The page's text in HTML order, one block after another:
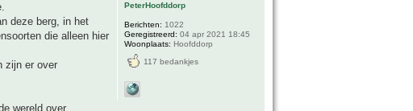
deze berg, in het
die alleen hier
zijn er over
wereld over.
PeterHoofddorp
Berichten: 1022
Geregistreerd: 04 apr 2021 18:45
Woonplaats: Hoofddorp
117 bedankjes